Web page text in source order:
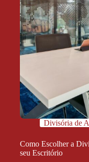
Divisória de
Como Escolher a
seu Escritório